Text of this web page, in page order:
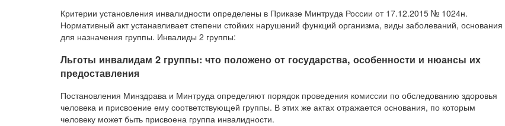
Критерии установления инвалидности определены в Приказе Минтруда России от 17.12.2015 № 1024н.
Нормативный акт устанавливает степени стойких нарушений функций организма, виды заболеваний, основания
для назначения группы. Инвалиды 2 группы:
Льготы инвалидам 2 группы: что положено от государства, особенности и нюансы их
предоставления
Постановления Минздрава и Минтруда определяют порядок проведения комиссии по обследованию здоровья
человека и присвоение ему соответствующей группы. В этих же актах отражается основания, по которым
человеку может быть присвоена группа инвалидности.